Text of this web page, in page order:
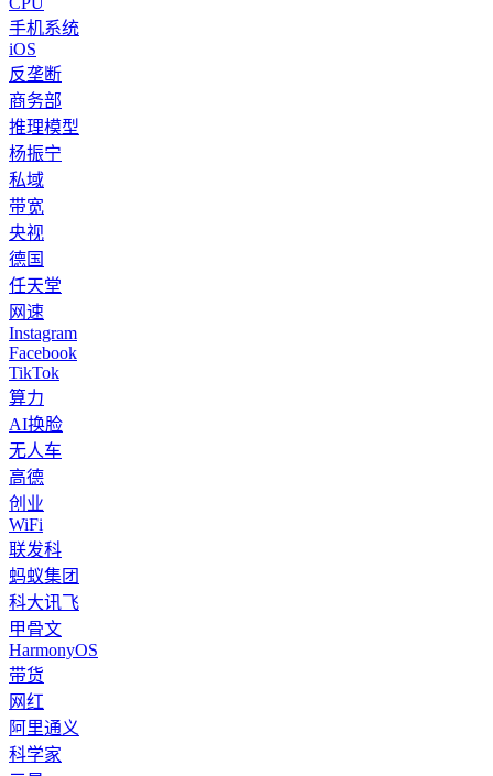
手机系统
iOS
反垄断
商务部
推理模型
杨振宁
私域
带宽
央视
德国
任天堂
网速
Instagram
Facebook
TikTok
算力
AI换脸
无人车
高德
创业
WiFi
联发科
蚂蚁集团
科大讯飞
甲骨文
HarmonyOS
带货
网红
阿里通义
科学家